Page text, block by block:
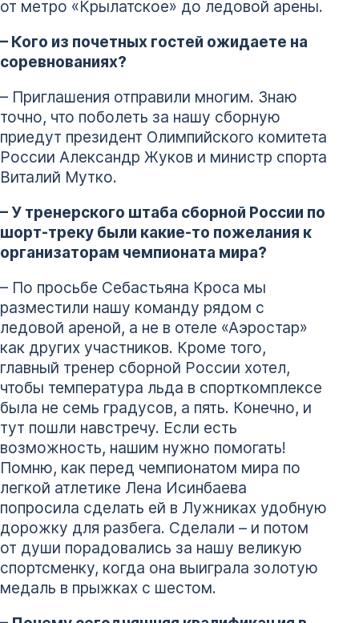
от метро «Крылатское» до ледовой арены.
– Кого из почетных гостей ожидаете на
соревнованиях?
– Приглашения отправили многим. Знаю
точно, что поболеть за нашу сборную
приедут президент Олимпийского комитета
России Александр Жуков и министр спорта
Виталий Мутко.
– У тренерского штаба сборной России по
шорт-треку были какие-то пожелания к
организаторам чемпионата мира?
– По просьбе Себастьяна Кроса мы
разместили нашу команду рядом с
ледовой ареной, а не в отеле «Аэростар»
как других участников. Кроме того,
главный тренер сборной России хотел,
чтобы температура льда в спорткомплексе
была не семь градусов, а пять. Конечно, и
тут пошли навстречу. Если есть
возможность, нашим нужно помогать!
Помню, как перед чемпионатом мира по
легкой атлетике Лена Исинбаева
попросила сделать ей в Лужниках удобную
дорожку для разбега. Сделали – и потом
от души порадовались за нашу великую
спортсменку, когда она выиграла золотую
медаль в прыжках с шестом.